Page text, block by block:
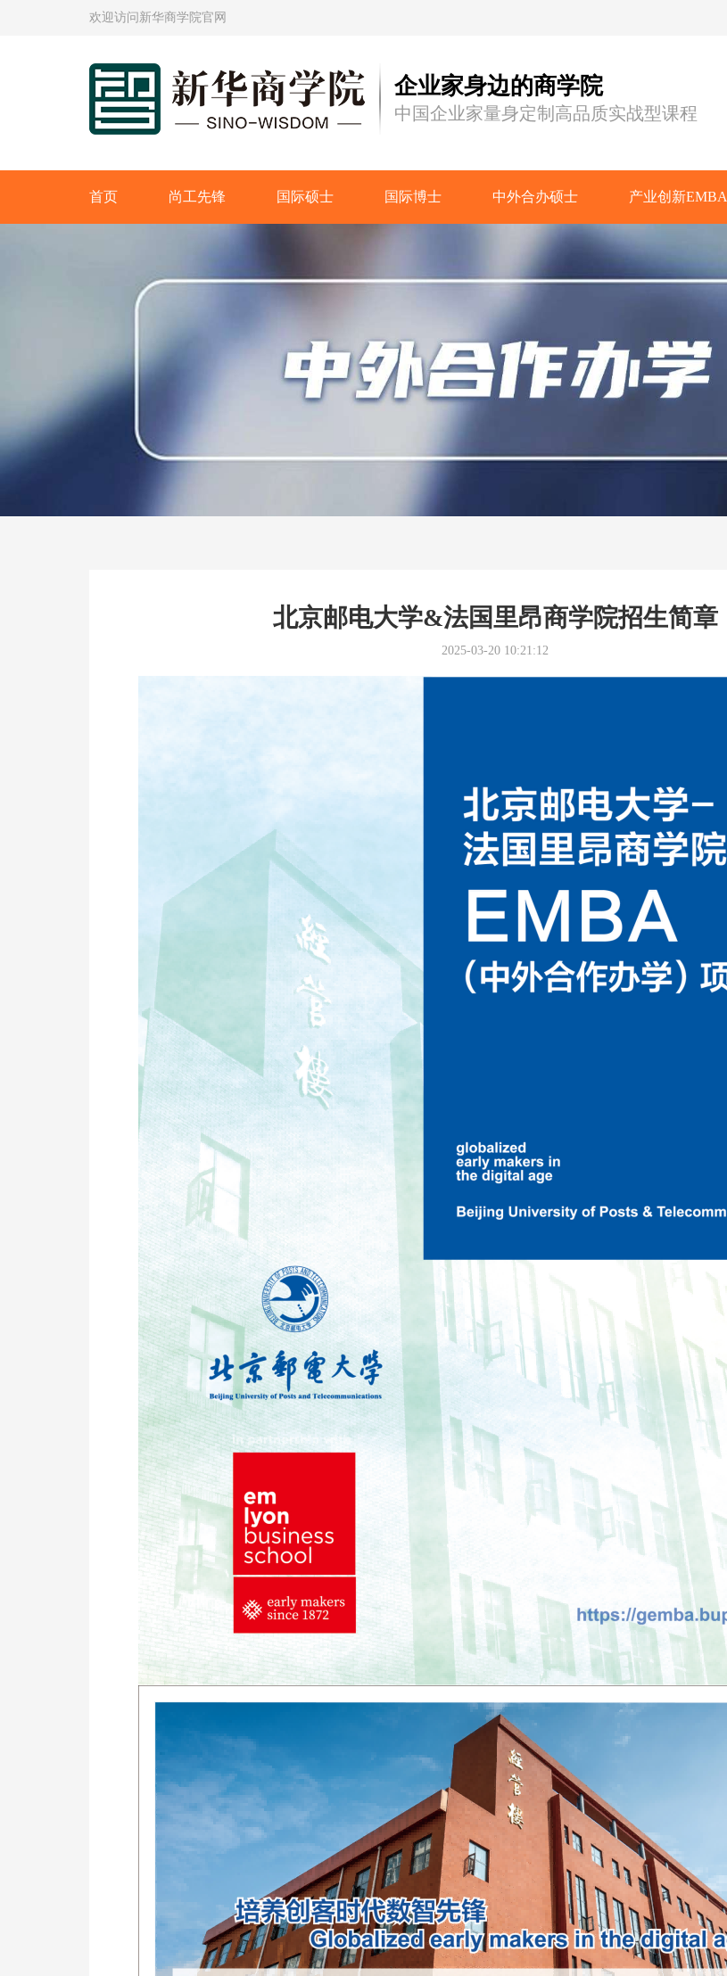
欢迎访问新华商学院官网
企业家身边的商学院
中国企业家量身定制高品质实战型课程
首页 尚工先锋 国际硕士 国际博士 中外合办硕士 产业创新EMBA
北京邮电大学&法国里昂商学院招生简章
2025-03-20 10:21:12